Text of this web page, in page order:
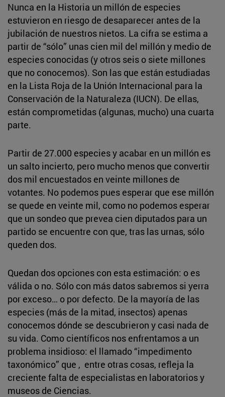
Nunca en la Historia un millón de especies
estuvieron en riesgo de desaparecer antes de la
jubilación de nuestros nietos. La cifra se estima a
partir de “sólo” unas cien mil del millón y medio de
especies conocidas (y otros seis o siete millones
que no conocemos). Son las que están estudiadas
en la Lista Roja de la Unión Internacional para la
Conservación de la Naturaleza (IUCN). De ellas,
están comprometidas (algunas, mucho) una cuarta
parte.
Partir de 27.000 especies y acabar en un millón es
un salto incierto, pero mucho menos que convertir
dos mil encuestados en veinte millones de
votantes. No podemos pues esperar que ese millón
se quede en veinte mil, como no podemos esperar
que un sondeo que prevea cien diputados para un
partido se encuentre con que, tras las urnas, sólo
queden dos.
Quedan dos opciones con esta estimación: o es
válida o no. Sólo con más datos sabremos si yerra
por exceso… o por defecto. De la mayoría de las
especies (más de la mitad, insectos) apenas
conocemos dónde se descubrieron y casi nada de
su vida. Como científicos nos enfrentamos a un
problema insidioso: el llamado “impedimento
taxonómico” que , entre otras cosas, refleja la
creciente falta de especialistas en laboratorios y
museos de Ciencias.